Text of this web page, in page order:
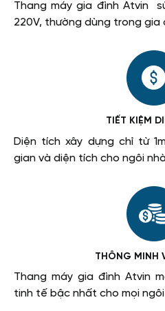
Thang máy gia đình Atvin
220V, thường dùng trong gia
TIẾT KIỆM
Diện tích xây dựng chỉ từ
gian và diện tích cho ngôi
THÔNG MINH
Thang máy gia đình Atvin
tinh tế bậc nhất cho mọi